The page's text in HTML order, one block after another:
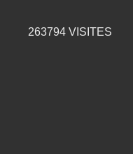
263794 VISITES